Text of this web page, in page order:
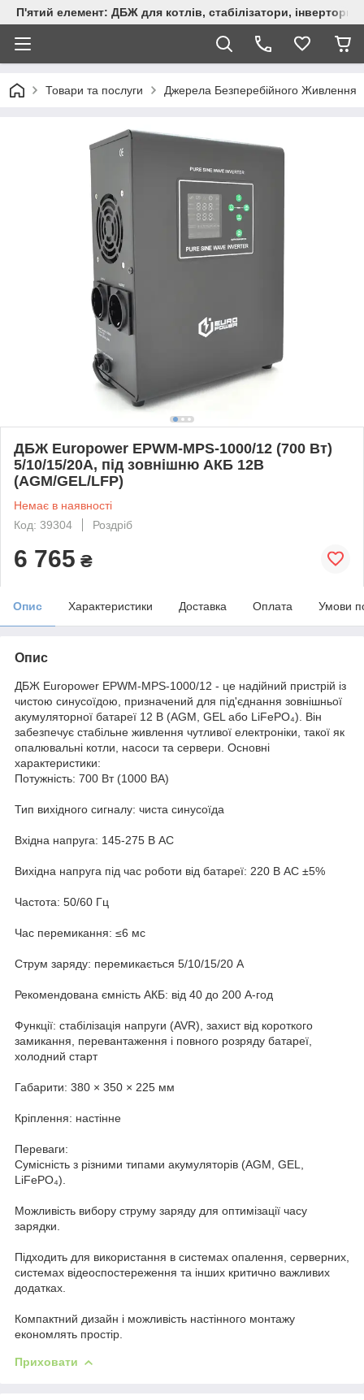
П'ятий елемент: ДБЖ для котлів, стабілізатори, інвертори,
Товари та послуги Джерела Безперебійного Живлення
ДБЖ Europower EPWM-MPS-1000/12 (700 Вт)
5/10/15/20А, під зовнішню АКБ 12В
(AGM/GEL/LFP)
Немає в наявності
Код: 39304
Роздріб
6 765 ₴
Опис Характеристики Доставка Оплата Умови
Опис
ДБЖ Europower EPWM-MPS-1000/12 - це надійний пристрій із
чистою синусоїдою, призначений для під'єднання зовнішньої
акумуляторної батареї 12 В (AGM, GEL або LiFePO₄). Він
забезпечує стабільне живлення чутливої електроніки, такої як
опалювальні котли, насоси та сервери. Основні
характеристики:
Потужність: 700 Вт (1000 ВА)
Тип вихідного сигналу: чиста синусоїда
Вхідна напруга: 145-275 В AC
Вихідна напруга під час роботи від батареї: 220 В AC ±5%
Частота: 50/60 Гц
Час перемикання: ≤6 мс
Струм заряду: перемикається 5/10/15/20 А
Рекомендована ємність АКБ: від 40 до 200 А-год
Функції: стабілізація напруги (AVR), захист від короткого
замикання, перевантаження і повного розряду батареї,
холодний старт
Габарити: 380 × 350 × 225 мм
Кріплення: настінне
Переваги:
Сумісність з різними типами акумуляторів (AGM, GEL,
LiFePO₄).
Можливість вибору струму заряду для оптимізації часу
зарядки.
Підходить для використання в системах опалення, серверних,
системах відеоспостереження та інших критично важливих
додатках.
Компактний дизайн і можливість настінного монтажу
економлять простір.
Приховати